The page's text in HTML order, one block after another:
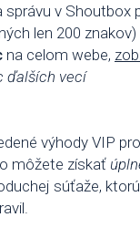
správu v Shoutbox
len 200 znakov)
na celom webe,
ďalších vecí
výhody VIP
môžete získať
súťaže,